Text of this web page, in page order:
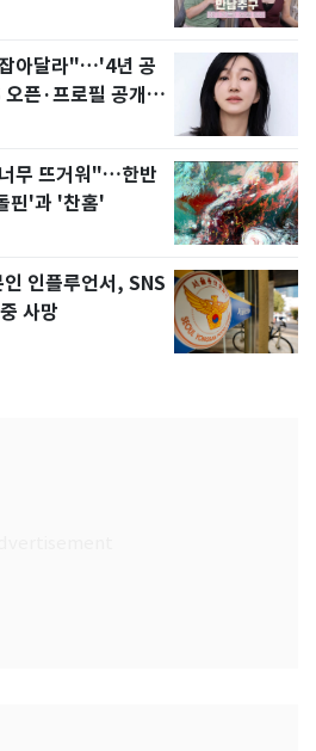
아달라"…'4년 공
픈·프로필 공개
무 뜨거워"…한반
핀'과 '찬홈'
인플루언서, SNS
사망